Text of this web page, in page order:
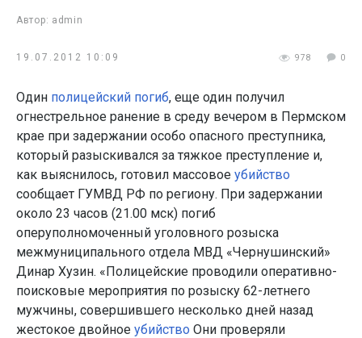
Автор: admin
19.07.2012 10:09 978 0
Один полицейский погиб, еще один получил
огнестрельное ранение в среду вечером в Пермском
крае при задержании особо опасного преступника,
который разыскивался за тяжкое преступление и,
как выяснилось, готовил массовое убийство
сообщает ГУМВД РФ по региону. При задержании
около 23 часов (21.00 мск) погиб
оперуполномоченный уголовного розыска
межмуниципального отдела МВД «Чернушинский»
Динар Хузин. «Полицейские проводили оперативно-
поисковые мероприятия по розыску 62-летнего
мужчины, совершившего несколько дней назад
жестокое двойное убийство Они проверяли